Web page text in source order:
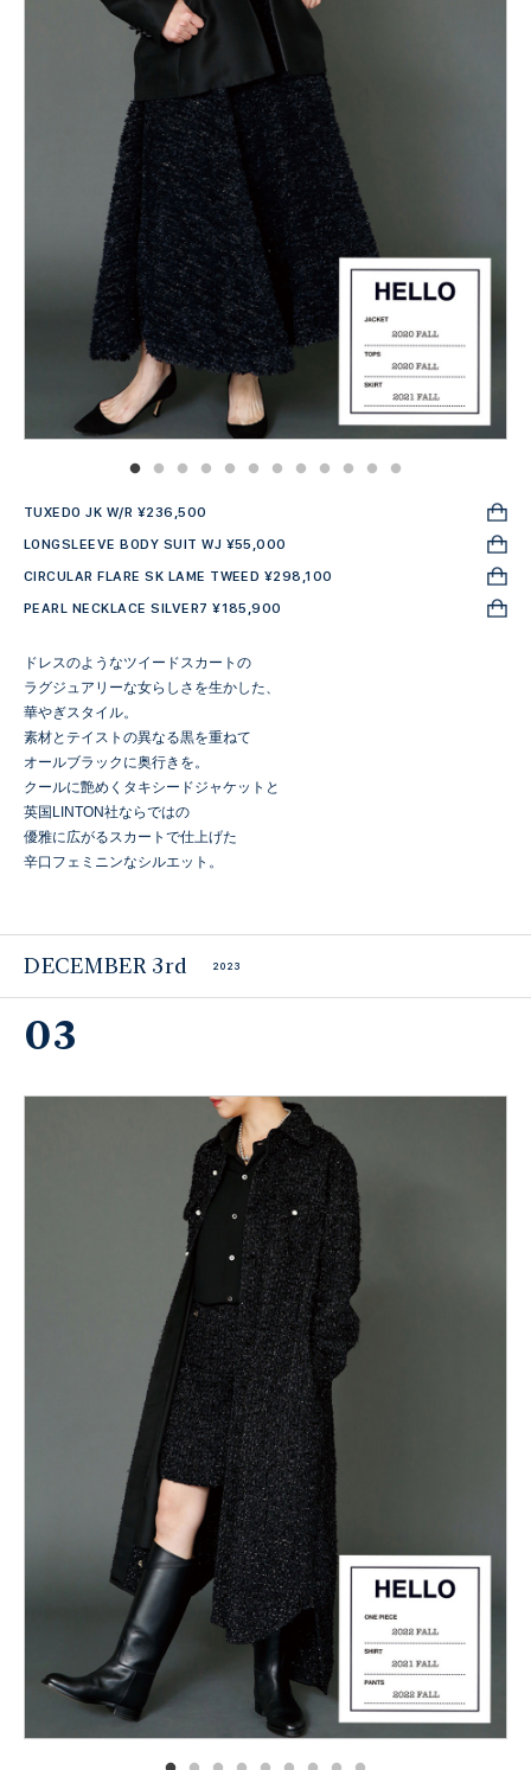
TUXEDO JK W/R ¥236,500
LONGSLEEVE BODY SUIT WJ ¥55,000
CIRCULAR FLARE SK LAME TWEED ¥298,100
PEARL NECKLACE SILVER7 ¥185,900
ドレスのようなツイードスカートの
ラグジュアリーな女らしさを生かした、
華やぎスタイル。
素材とテイストの異なる黒を重ねて
オールブラックに奥行きを。
クールに艶めくタキシードジャケットと
英国LINTON社ならではの
優雅に広がるスカートで仕上げた
辛口フェミニンなシルエット。
DECEMBER 3rd 2023
03